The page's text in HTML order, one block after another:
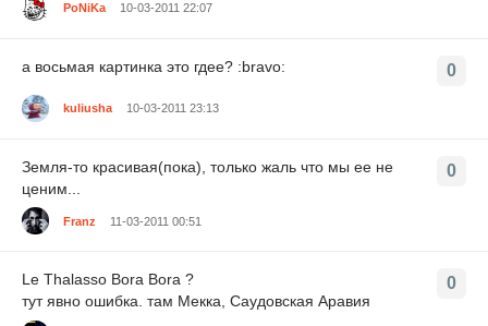
PoNiKa 10-03-2011 22:07
0
а восьмая картинка это гдее? :bravo:
kuliusha 10-03-2011 23:13
0
Земля-то красивая(пока), только жаль что мы ее не
ценим...
Franz 11-03-2011 00:51
0
Le Thalasso Bora Bora ?
тут явно ошибка. там Мекка, Саудовская Аравия